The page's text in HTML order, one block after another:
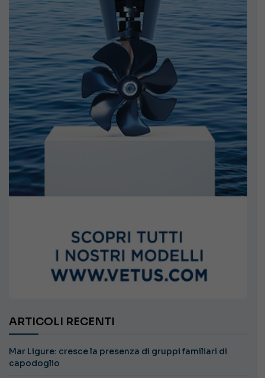
ARTICOLI RECENTI
Mar Ligure: cresce la presenza di gruppi familiari di
capodoglio